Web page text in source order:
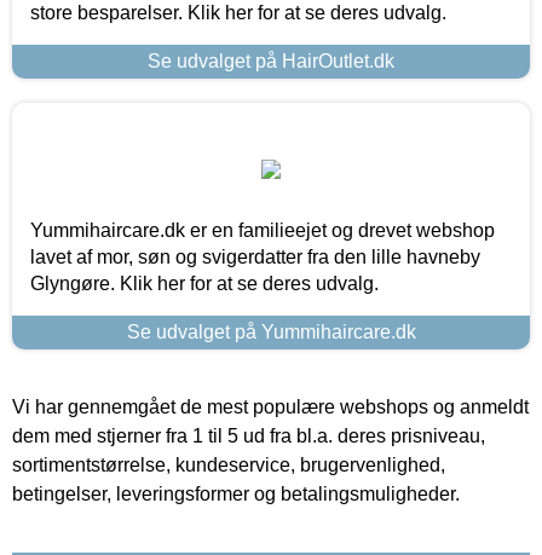
store besparelser. Klik her for at se deres udvalg.
Se udvalget på HairOutlet.dk
Yummihaircare.dk er en familieejet og drevet webshop
lavet af mor, søn og svigerdatter fra den lille havneby
Glyngøre. Klik her for at se deres udvalg.
Se udvalget på Yummihaircare.dk
Vi har gennemgået de mest populære webshops og anmeldt
dem med stjerner fra 1 til 5 ud fra bl.a. deres prisniveau,
sortimentstørrelse, kundeservice, brugervenlighed,
betingelser, leveringsformer og betalingsmuligheder.